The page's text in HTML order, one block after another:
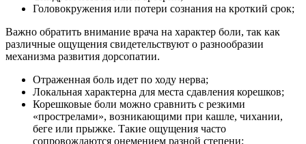
Головокружения или потери сознания на кроткий срок;
Важно обратить внимание врача на характер боли, так как
различные ощущения свидетельствуют о разнообразии
механизма развития дорсопатии.
Отраженная боль идет по ходу нерва;
Локальная характерна для места сдавления корешков;
Корешковые боли можно сравнить с резкими
«прострелами», возникающими при кашле, чихании,
беге или прыжке. Такие ощущения часто
сопровождаются онемением разной степени;